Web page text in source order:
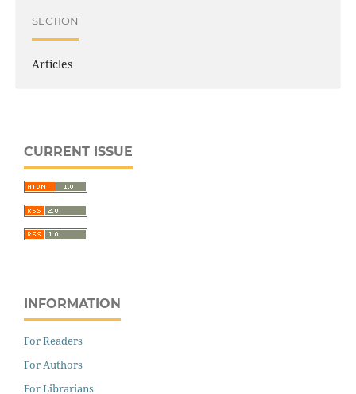
SECTION
Articles
CURRENT ISSUE
INFORMATION
For Readers
For Authors
For Librarians